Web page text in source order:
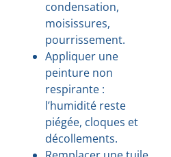
condensation,
moisissures,
pourrissement.
Appliquer une
peinture non
respirante :
l’humidité reste
piégée, cloques et
décollements.